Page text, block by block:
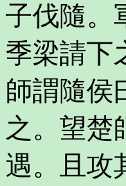
子伐隨。
季梁請下
師謂隨侯
之。望楚
遇。且攻